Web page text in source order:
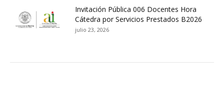
Invitación Pública 006 Docentes Hora
Cátedra por Servicios Prestados B2026
julio 23, 2026